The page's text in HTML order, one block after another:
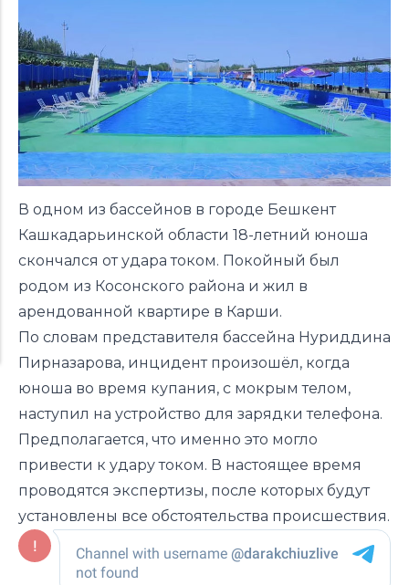
В одном из бассейнов в городе Бешкент
Кашкадарьинской области 18-летний юноша
скончался от удара током. Покойный был
родом из Косонского района и жил в
арендованной квартире в Карши.
По словам представителя бассейна Нуриддина
Пирназарова, инцидент произошёл, когда
юноша во время купания, с мокрым телом,
наступил на устройство для зарядки телефона.
Предполагается, что именно это могло
привести к удару током. В настоящее время
проводятся экспертизы, после которых будут
установлены все обстоятельства происшествия.